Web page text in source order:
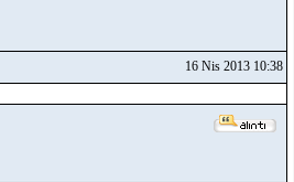
16 Nis 2013 10:38